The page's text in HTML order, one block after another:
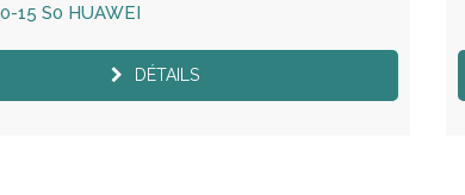
15 S0 HUAWEI
DÉTAILS